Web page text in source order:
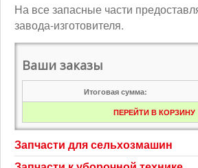
На все запасные части
завода-изготовителя.
Ваши заказы
Итоговая сумма:
ПЕРЕЙТИ В КОРЗИНУ
Запчасти для сельхозмашин